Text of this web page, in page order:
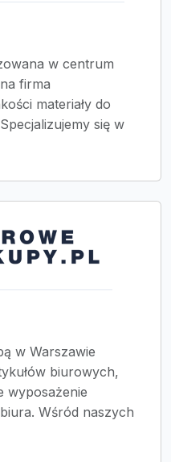
w centrum
firma
materiały do
się w
w Warszawie
biurowych,
wyposażenie
Wśród naszych